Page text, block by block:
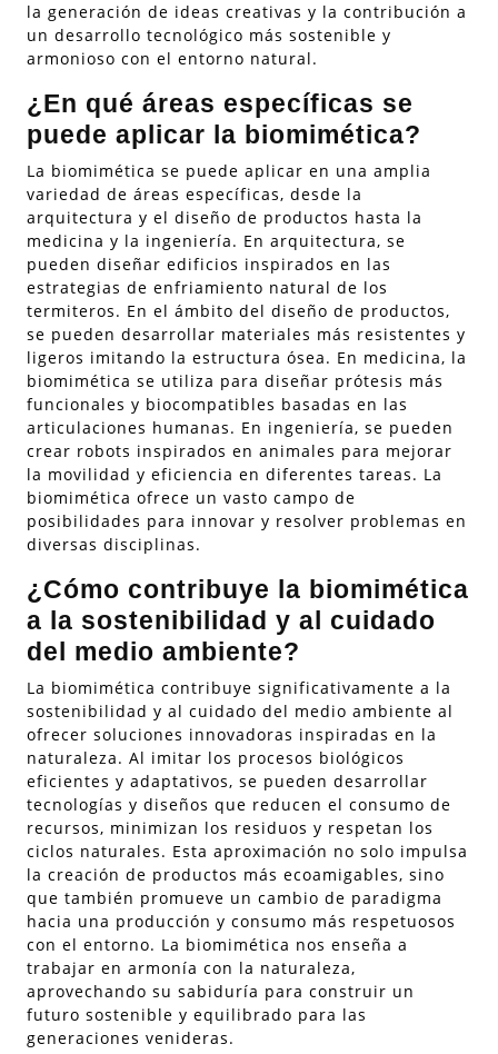
la generación de ideas creativas y la contribución a
un desarrollo tecnológico más sostenible y
armonioso con el entorno natural.
¿En qué áreas específicas se
puede aplicar la biomimética?
La biomimética se puede aplicar en una amplia
variedad de áreas específicas, desde la
arquitectura y el diseño de productos hasta la
medicina y la ingeniería. En arquitectura, se
pueden diseñar edificios inspirados en las
estrategias de enfriamiento natural de los
termiteros. En el ámbito del diseño de productos,
se pueden desarrollar materiales más resistentes y
ligeros imitando la estructura ósea. En medicina, la
biomimética se utiliza para diseñar prótesis más
funcionales y biocompatibles basadas en las
articulaciones humanas. En ingeniería, se pueden
crear robots inspirados en animales para mejorar
la movilidad y eficiencia en diferentes tareas. La
biomimética ofrece un vasto campo de
posibilidades para innovar y resolver problemas en
diversas disciplinas.
¿Cómo contribuye la biomimética
a la sostenibilidad y al cuidado
del medio ambiente?
La biomimética contribuye significativamente a la
sostenibilidad y al cuidado del medio ambiente al
ofrecer soluciones innovadoras inspiradas en la
naturaleza. Al imitar los procesos biológicos
eficientes y adaptativos, se pueden desarrollar
tecnologías y diseños que reducen el consumo de
recursos, minimizan los residuos y respetan los
ciclos naturales. Esta aproximación no solo impulsa
la creación de productos más ecoamigables, sino
que también promueve un cambio de paradigma
hacia una producción y consumo más respetuosos
con el entorno. La biomimética nos enseña a
trabajar en armonía con la naturaleza,
aprovechando su sabiduría para construir un
futuro sostenible y equilibrado para las
generaciones venideras.